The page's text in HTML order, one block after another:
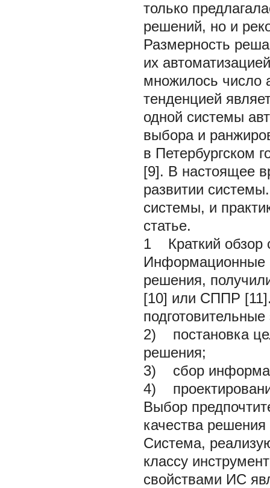
только
решений, но и
Размерность
их
множилось число
тенденцией
одной системы
выбора и
в Петербургском
[9]. В настоящее
развитии
системы, и
статье.
1 Краткий обзор
Информационные
решения,
[10] или СППР
2) постановка
решения;
3) сбор
4)
Выбор
качества
Система,
классу
свойствами ИС